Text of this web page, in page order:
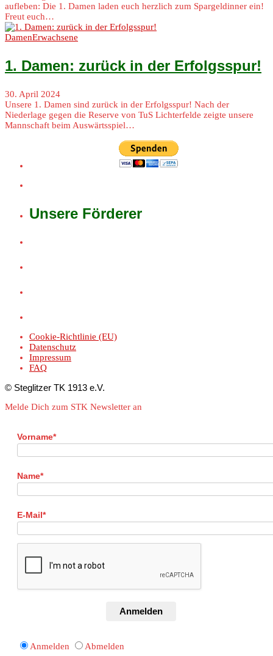
aufleben: Die 1. Damen laden euch herzlich zum Spargeldinner ein!
Freut euch…
DamenErwachsene
1. Damen: zurück in der Erfolgsspur!
30. April 2024
Unsere 1. Damen sind zurück in der Erfolgsspur! Nach der
Niederlage gegen die Reserve von TuS Lichterfelde zeigte unsere
Mannschaft beim Auswärtsspiel…
Unsere Förderer
Cookie-Richtlinie (EU)
Datenschutz
Impressum
FAQ
© Steglitzer TK 1913 e.V.
Melde Dich zum STK Newsletter an
Vorname*
Name*
E-Mail*
Anmelden
Anmelden Abmelden